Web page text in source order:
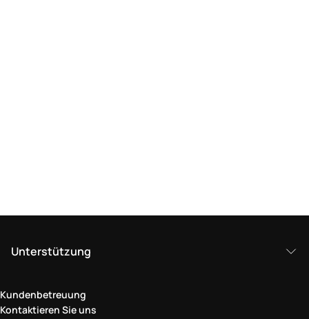
Unterstützung
Kundenbetreuung
Kontaktieren Sie uns